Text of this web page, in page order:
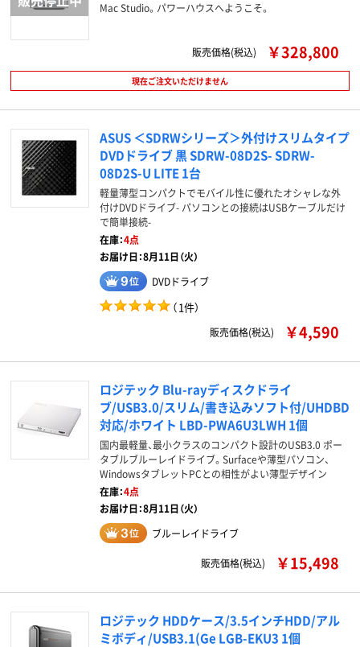
Mac Studio。パワーハウスへようこそ。
販売価格(税込) ￥328,800
現在ご注文いただけません
ASUS ＜SDRWシリーズ＞外付けスリムタイプ
DVDドライブ 黒 SDRW-08D2S- SDRW-
08D2S-U LITE 1台
軽量薄型コンパクトでモバイル性に優れたオシャレな外
付けDVDドライブ- パソコンとの接続はUSBケーブルだけ
で簡単接続-
在庫：4点
お届け日：8月11日（火）
DVDドライブ
（1件）
販売価格(税込) ￥4,590
ロジテック Blu-rayディスクドライ
ブ/USB3.0/スリム/書き込みソフト付/UHDBD
対応/ホワイト LBD-PWA6U3LWH 1個
国内最軽量、最小クラスのコンパクト設計のUSB3.0 ポー
タブルブルーレイドライブ。Surfaceや薄型パソコン、
WindowsタブレットPCとの相性がよい薄型デザイン
在庫：4点
お届け日：8月11日（火）
ブルーレイドライブ
販売価格(税込) ￥15,498
ロジテック HDDケース/3.5インチHDD/アル
ミボディ/USB3.1(Ge LGB-EKU3 1個